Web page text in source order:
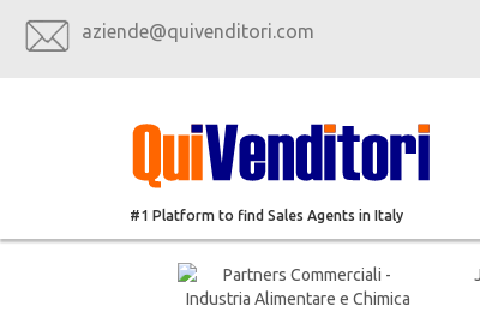
aziende@quivenditori.com
#1 Platform to find Sales Agents in Italy